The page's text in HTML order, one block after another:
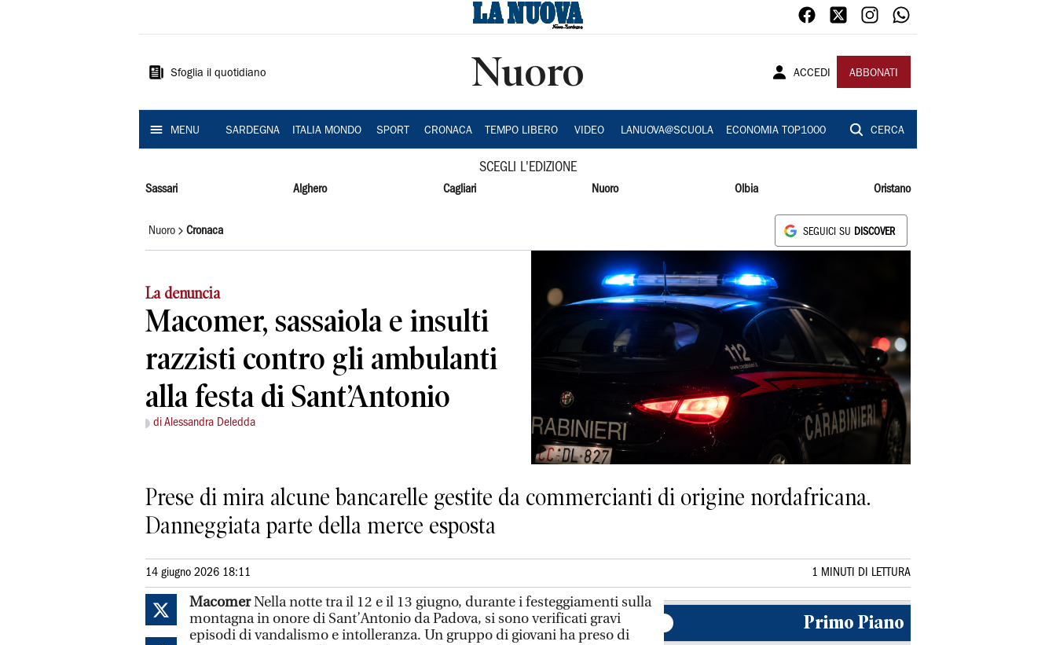
Sardegna
Sfoglia il quotidiano Nuoro ACCEDI ABBONATI
MENU SARDEGNA ITALIA MONDO SPORT CRONACA TEMPO LIBERO VIDEO LANUOVA@SCUOLA ECONOMIA TOP1000 CERCA
SCEGLI L'EDIZIONE
Sassari Alghero Cagliari Nuoro Olbia Oristano
Nuoro Cronaca SEGUICI SU DISCOVER
La denuncia
Macomer, sassaiola e insulti
razzisti contro gli ambulanti
alla festa di Sant’Antonio
di Alessandra Deledda
Prese di mira alcune bancarelle gestite da commercianti di origine nordafricana.
Danneggiata parte della merce esposta
14 giugno 2026 18:11 1 MINUTI DI LETTURA
MacomerNella notte tra il 12 e il 13 giugno, durante i festeggiamenti sulla
montagna in onore di Sant’Antonio da Padova, si sono verificati gravi
episodi di vandalismo e intolleranza. Un gruppo di giovani ha preso di
Primo Piano